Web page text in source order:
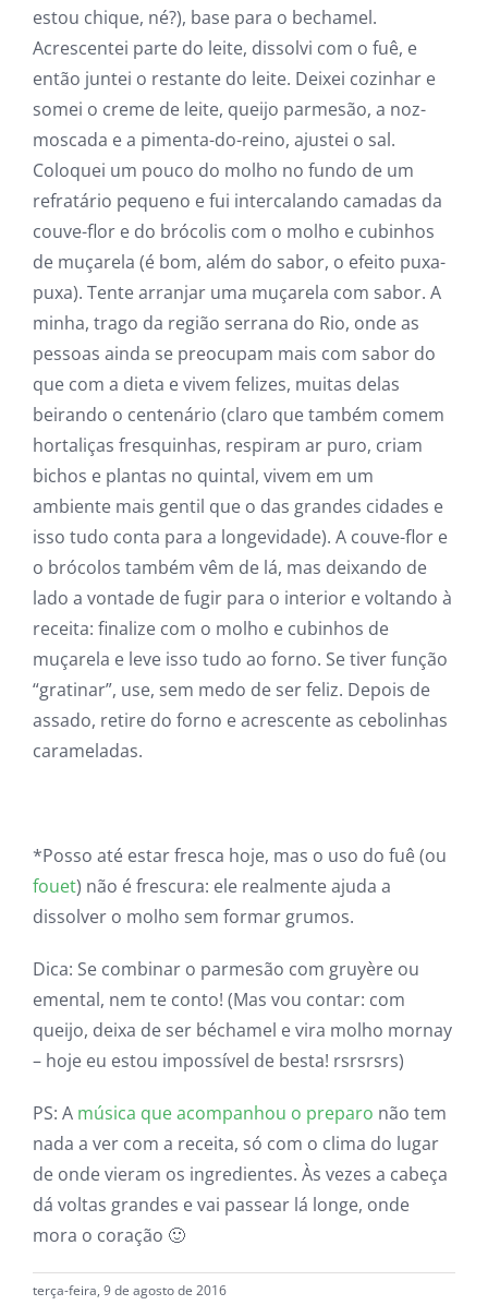
estou chique, né?), base para o bechamel.
Acrescentei parte do leite, dissolvi com o fuê, e
então juntei o restante do leite. Deixei cozinhar e
somei o creme de leite, queijo parmesão, a noz-
moscada e a pimenta-do-reino, ajustei o sal.
Coloquei um pouco do molho no fundo de um
refratário pequeno e fui intercalando camadas da
couve-flor e do brócolis com o molho e cubinhos
de muçarela (é bom, além do sabor, o efeito puxa-
puxa). Tente arranjar uma muçarela com sabor. A
minha, trago da região serrana do Rio, onde as
pessoas ainda se preocupam mais com sabor do
que com a dieta e vivem felizes, muitas delas
beirando o centenário (claro que também comem
hortaliças fresquinhas, respiram ar puro, criam
bichos e plantas no quintal, vivem em um
ambiente mais gentil que o das grandes cidades e
isso tudo conta para a longevidade). A couve-flor e
o brócolos também vêm de lá, mas deixando de
lado a vontade de fugir para o interior e voltando à
receita: finalize com o molho e cubinhos de
muçarela e leve isso tudo ao forno. Se tiver função
“gratinar”, use, sem medo de ser feliz. Depois de
assado, retire do forno e acrescente as cebolinhas
carameladas.
*Posso até estar fresca hoje, mas o uso do fuê (ou
fouet) não é frescura: ele realmente ajuda a
dissolver o molho sem formar grumos.
Dica: Se combinar o parmesão com gruyère ou
emental, nem te conto! (Mas vou contar: com
queijo, deixa de ser béchamel e vira molho mornay
– hoje eu estou impossível de besta! rsrsrsrs)
PS: A música que acompanhou o preparo não tem
nada a ver com a receita, só com o clima do lugar
de onde vieram os ingredientes. Às vezes a cabeça
dá voltas grandes e vai passear lá longe, onde
mora o coração 🙂
terça-feira, 9 de agosto de 2016